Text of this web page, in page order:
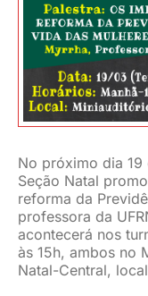
CONTATO
No próximo dia 19
Seção Natal
reforma da
professora da
acontecerá nos
às 15h, ambos no
Natal-Central,